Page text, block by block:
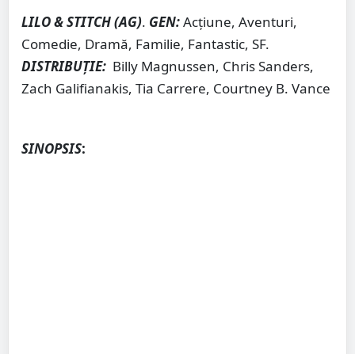
LILO & STITCH (AG). GEN:Acţiune, Aventuri,
Comedie, Dramă, Familie, Fantastic, SF.
DISTRIBUȚIE: Billy Magnussen, Chris Sanders,
Zach Galifianakis, Tia Carrere, Courtney B. Vance
SINOPSIS: